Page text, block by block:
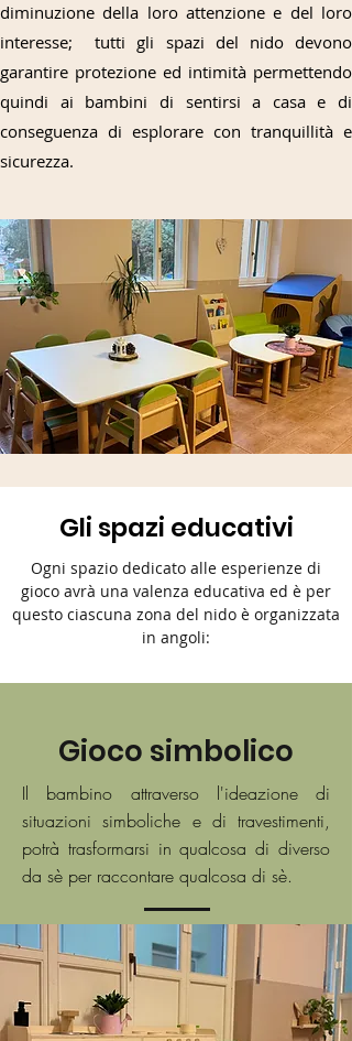
diminuzione della loro attenzione e del loro
interesse; tutti gli spazi del nido devono
garantire protezione ed intimità permettendo
quindi ai bambini di sentirsi a casa e di
conseguenza di esplorare con tranquillità e
sicurezza.
Gli spazi educativi
Ogni spazio dedicato alle esperienze di
gioco avrà una valenza educativa ed è per
questo ciascuna zona del nido è organizzata
in angoli:
Gioco simbolico
Il bambino attraverso l'ideazione di
situazioni simboliche e di travestimenti,
potrà trasformarsi in qualcosa di diverso
da sè per raccontare qualcosa di sè.